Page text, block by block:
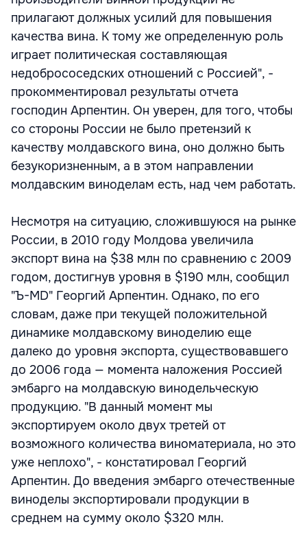
прилагают должных усилий для повышения
качества вина. К тому же определенную роль
играет политическая составляющая
недобрососедских отношений с Россией", -
прокомментировал результаты отчета
господин Арпентин. Он уверен, для того, чтобы
со стороны России не было претензий к
качеству молдавского вина, оно должно быть
безукоризненным, а в этом направлении
молдавским виноделам есть, над чем работать.
Несмотря на ситуацию, сложившуюся на рынке
России, в 2010 году Молдова увеличила
экспорт вина на $38 млн по сравнению с 2009
годом, достигнув уровня в $190 млн, сообщил
"Ъ-MD" Георгий Арпентин. Однако, по его
словам, даже при текущей положительной
динамике молдавскому виноделию еще
далеко до уровня экспорта, существовавшего
до 2006 года — момента наложения Россией
эмбарго на молдавскую винодельческую
продукцию. "В данный момент мы
экспортируем около двух третей от
возможного количества виноматериала, но это
уже неплохо", - констатировал Георгий
Арпентин. До введения эмбарго отечественные
виноделы экспортировали продукции в
среднем на сумму около $320 млн.